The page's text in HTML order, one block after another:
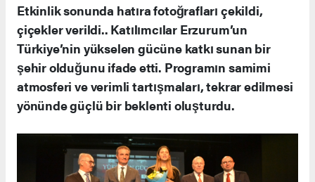
Etkinlik sonunda hatıra fotoğrafları çekildi,
çiçekler verildi.. Katılımcılar Erzurum’un
Türkiye’nin yükselen gücüne katkı sunan bir
şehir olduğunu ifade etti. Programın samimi
atmosferi ve verimli tartışmaları, tekrar edilmesi
yönünde güçlü bir beklenti oluşturdu.